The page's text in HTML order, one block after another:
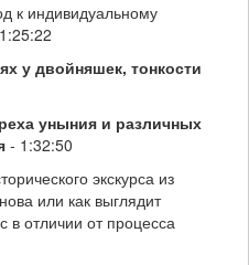
к индивидуальному
у двойняшек, тонкости
уныния и различных
- 1:32:50
экскурса из
или как выглядит
в отличии от процесса